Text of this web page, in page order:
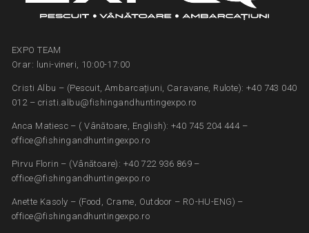
EXPO TEAM
Orar: luni-vineri, 10:00-17:00
Cristi Albu – (Pescuit, Ambarcațiuni, Caravane, Rulote): +40 743 040
012 – cristi.albu@fishingandhuntingexpo.ro
Anca Matiesc – ( Vânătoare, English): +40 745 204 444 –
office@fishingandhuntingexpo.ro
Pirvu Florin – (Vânătoare): +40 722 936 869 –
office@fishingandhuntingexpo.ro
Anette Kasoly – (Food, Crame, Outdoor – RO-HU-ENG) –
office@fishingandhuntingexpo.ro